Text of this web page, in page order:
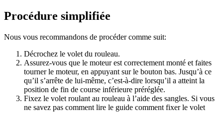
Procédure simplifiée
Nous vous recommandons de procéder comme suit:
Décrochez le volet du rouleau.
Assurez-vous que le moteur est correctement monté et faites
tourner le moteur, en appuyant sur le bouton bas. Jusqu’à ce
qu’il s’arrête de lui-même, c’est-à-dire lorsqu’il a atteint la
position de fin de course inférieure préréglée.
Fixez le volet roulant au rouleau à l’aide des sangles. Si vous
ne savez pas comment lire le guide comment fixer le volet